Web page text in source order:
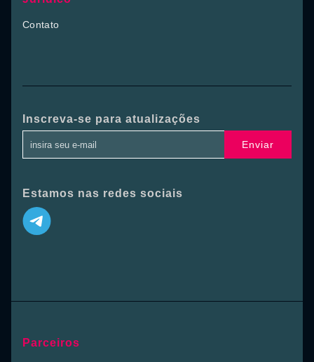
Contato
Inscreva-se para atualizações
Enviar
Estamos nas redes sociais
Parceiros